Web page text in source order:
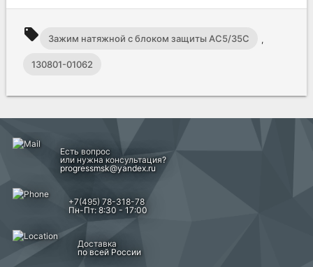
local_offer Зажим натяжной с блоком защиты AC5/35C ,
130801-01062
Есть вопрос
или нужна консультация?
progressmsk@yandex.ru
+7(495) 78-318-78
Пн-Пт: 8:30 - 17:00
Доставка
по всей России